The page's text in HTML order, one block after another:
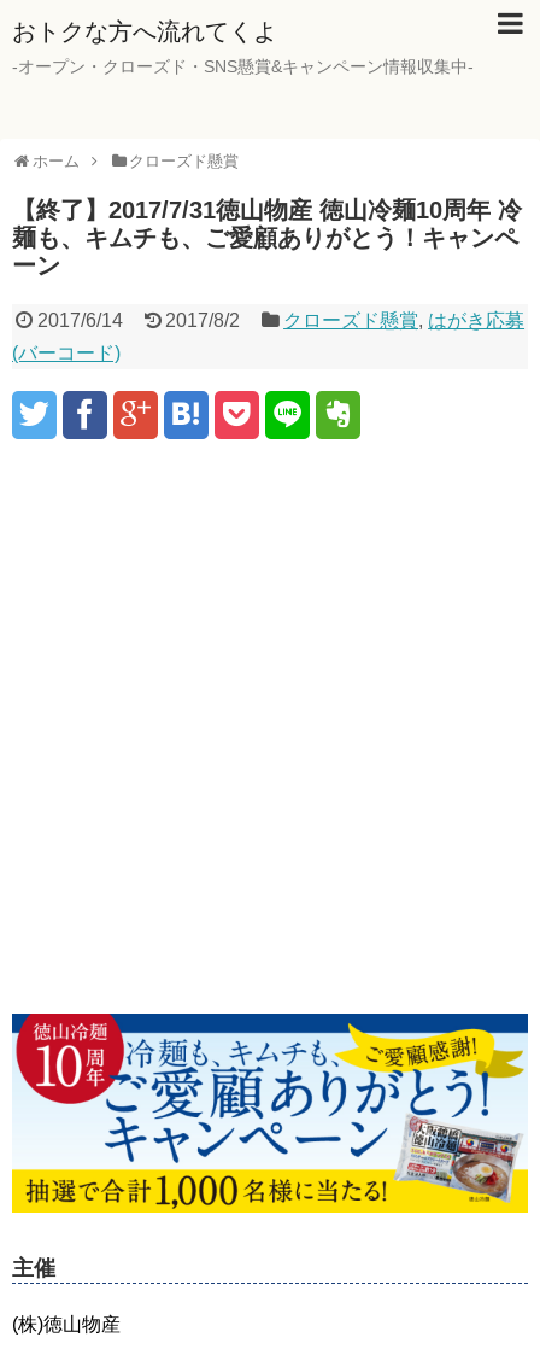
おトクな方へ流れてくよ
-オープン・クローズド・SNS懸賞&キャンペーン情報収集中-
ホーム クローズド懸賞
【終了】2017/7/31徳山物産 徳山冷麺10周年 冷
麺も、キムチも、ご愛顧ありがとう！キャンペ
ーン
2017/6/14 2017/8/2 クローズド懸賞, はがき応募
(バーコード)
主催
(株)徳山物産